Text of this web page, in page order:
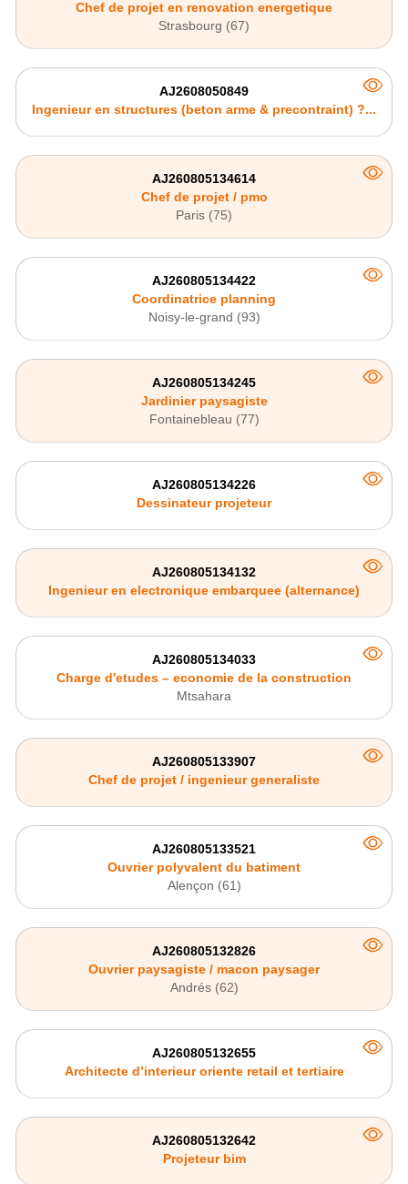
Chef de projet en renovation energetique
Strasbourg (67)
AJ2608050849
Ingenieur en structures (beton arme & precontraint) ?...
AJ260805134614
Chef de projet / pmo
Paris (75)
AJ260805134422
Coordinatrice planning
Noisy-le-grand (93)
AJ260805134245
Jardinier paysagiste
Fontainebleau (77)
AJ260805134226
Dessinateur projeteur
AJ260805134132
Ingenieur en electronique embarquee (alternance)
AJ260805134033
Charge d'etudes – economie de la construction
Mtsahara
AJ260805133907
Chef de projet / ingenieur generaliste
AJ260805133521
Ouvrier polyvalent du batiment
Alençon (61)
AJ260805132826
Ouvrier paysagiste / macon paysager
Andrés (62)
AJ260805132655
Architecte d’interieur oriente retail et tertiaire
AJ260805132642
Projeteur bim